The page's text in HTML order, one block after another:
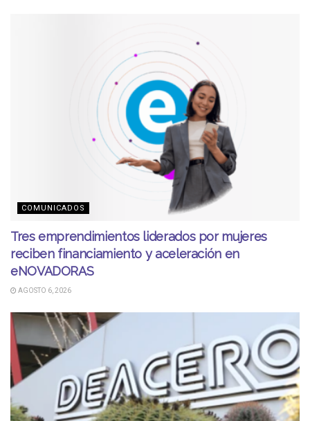
COMUNICADOS
Tres emprendimientos liderados por mujeres
reciben financiamiento y aceleración en
eNOVADORAS
AGOSTO 6, 2026